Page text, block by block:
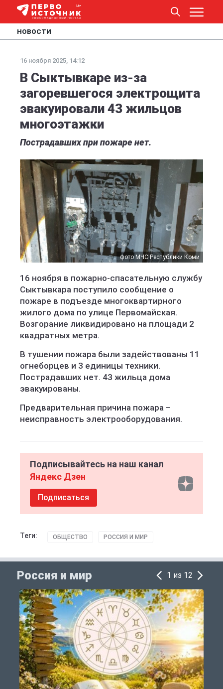
НОВОСТИ
16 ноября 2025, 14:12
В Сыктывкаре из-за
загоревшегося электрощита
эвакуировали 43 жильцов
многоэтажки
Пострадавших при пожаре нет.
фото МЧС Республики Коми
16 ноября в пожарно-спасательную службу
Сыктывкара поступило сообщение о
пожаре в подъезде многоквартирного
жилого дома по улице Первомайская.
Возгорание ликвидировано на площади 2
квадратных метра.
В тушении пожара были задействованы 11
огнеборцев и 3 единицы техники.
Пострадавших нет. 43 жильца дома
эвакуированы.
Предварительная причина пожара –
неисправность электрооборудования.
Подписывайтесь на наш канал
Яндекс Дзен
Подписаться
Теги: ОБЩЕСТВО РОССИЯ И МИР
Россия и мир 1 из 12